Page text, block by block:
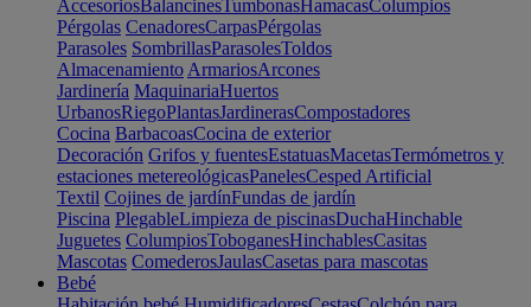
AccesoriosBalancinesTumbonasHamacasColumpios
Pérgolas CenadoresCarpasPérgolas
Parasoles SombrillasParasolesToldos
Almacenamiento ArmariosArcones
Jardinería MaquinariaHuertos
UrbanosRiegoPlantasJardinerasCompostadores
Cocina BarbacoasCocina de exterior
Decoración Grifos y fuentesEstatuasMacetasTermómetros y
estaciones metereológicasPanelesCesped Artificial
Textil Cojines de jardínFundas de jardín
Piscina PlegableLimpieza de piscinasDuchaHinchable
Juguetes ColumpiosToboganesHinchablesCasitas
Mascotas ComederosJaulasCasetas para mascotas
Bebé